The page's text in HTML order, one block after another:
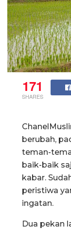
171
SHARES
berubah,
teman-
baik-baik
kabar.
peristiwa
ingatan.
Dua pekan